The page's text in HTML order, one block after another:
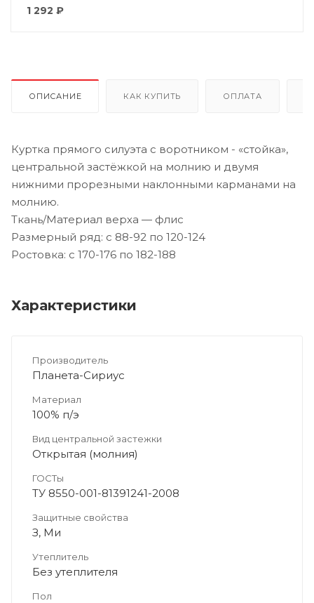
1 292 ₽
ОПИСАНИЕ КАК КУПИТЬ ОПЛАТА
Куртка прямого силуэта с воротником - «стойка»,
центральной застёжкой на молнию и двумя
нижними прорезными наклонными карманами на
молнию.
Ткань/Материал верха — флис
Размерный ряд: с 88-92 по 120-124
Ростовка: с 170-176 по 182-188
Характеристики
Производитель
Планета-Сириус
Материал
100% п/э
Вид центральной застежки
Открытая (молния)
ГОСТы
ТУ 8550-001-81391241-2008
Защитные свойства
З, Ми
Утеплитель
Без утеплителя
Пол